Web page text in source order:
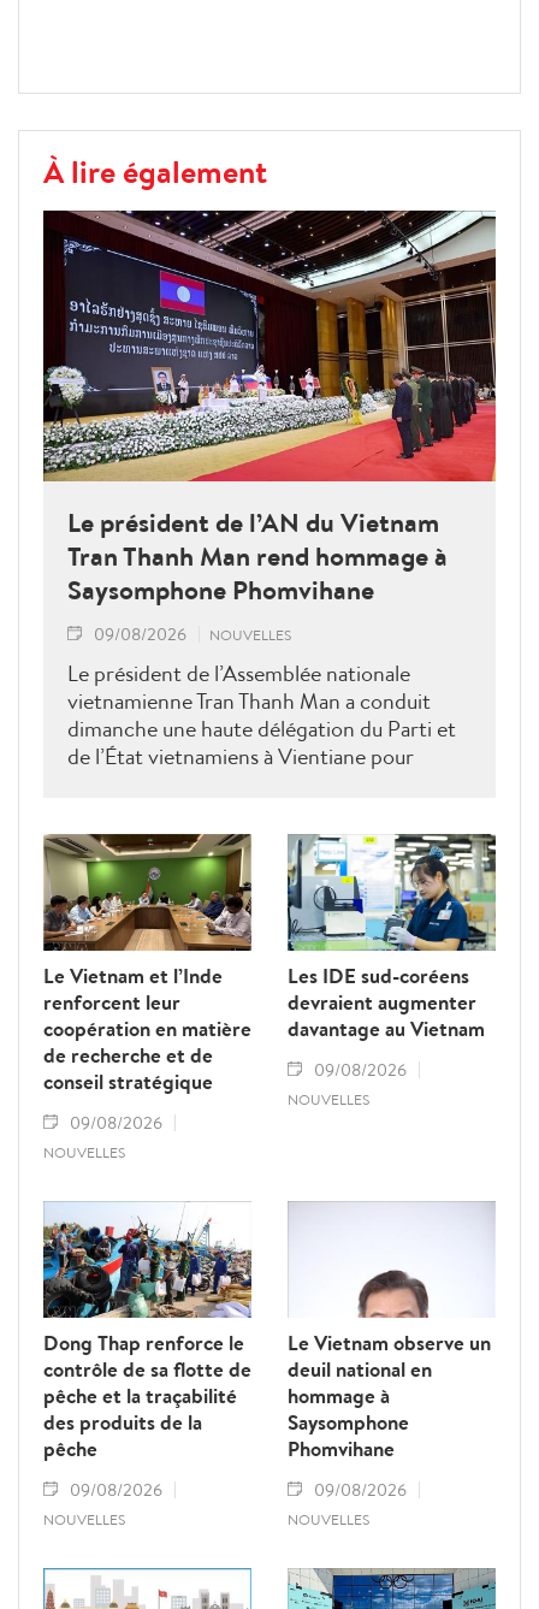
À lire également
Le président de l’AN du Vietnam
Tran Thanh Man rend hommage à
Saysomphone Phomvihane
09/08/2026 NOUVELLES
Le président de l’Assemblée nationale
vietnamienne Tran Thanh Man a conduit
dimanche une haute délégation du Parti et
de l’État vietnamiens à Vientiane pour
Phomvihane, soulignant ses contributions
au renforcement des relations d’amitié et
de solidarité entre les deux pays.
Le Vietnam et l’Inde
renforcent leur
coopération en matière
de recherche et de
conseil stratégique
09/08/2026
NOUVELLES
Les IDE sud-coréens
devraient augmenter
davantage au Vietnam
09/08/2026
NOUVELLES
Dong Thap renforce le
contrôle de sa flotte de
pêche et la traçabilité
des produits de la
pêche
09/08/2026
NOUVELLES
Le Vietnam observe un
deuil national en
hommage à
Saysomphone
Phomvihane
09/08/2026
NOUVELLES